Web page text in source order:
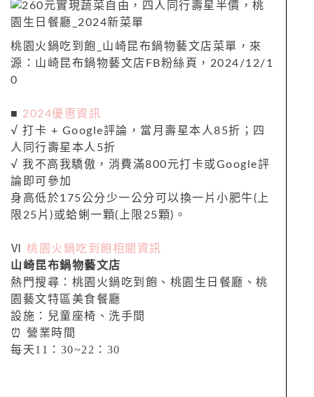
桃園火鍋吃到飽_山崎昆布鍋物藝文店菜單，來
源：山崎昆布鍋物藝文店FB粉絲頁，2024/12/1
0
■ 2024優惠資訊
√ 打卡 + Google評論，當月壽星本人85折；四
人同行壽星本人5折
√ 我不高我驕傲，消費滿800元打卡或Google評
論即可參加
身高低於175公分少一公分可以換一片小肥牛(上
限25片)或蛤蜊一顆(上限25顆)。
Ⅵ 桃園火鍋吃到飽相關資訊
山崎昆布鍋物藝文店
熱門搜尋：桃園火鍋吃到飽、桃園生日餐廳、桃
園藝文特區美食餐廳
設施：兒童座椅、洗手間
⏰ 營業時間
每天11：30~22：30